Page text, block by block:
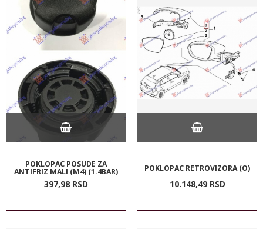
POKLOPAC POSUDE ZA
ANTIFRIZ MALI (M4) (1.4BAR)
397,98 RSD
POKLOPAC RETROVIZORA (O)
10.148,49 RSD